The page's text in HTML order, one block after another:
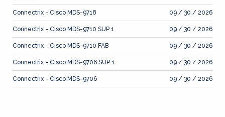
Connectrix - Cisco MDS-9718 09 / 30 / 2026
Connectrix - Cisco MDS-9710 SUP 1 09 / 30 / 2026
Connectrix - Cisco MDS-9710 FAB 09 / 30 / 2026
Connectrix - Cisco MDS-9706 SUP 1 09 / 30 / 2026
Connectrix - Cisco MDS-9706 09 / 30 / 2026